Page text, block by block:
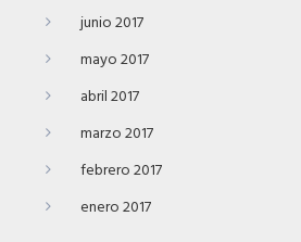
junio 2017
mayo 2017
abril 2017
marzo 2017
febrero 2017
enero 2017